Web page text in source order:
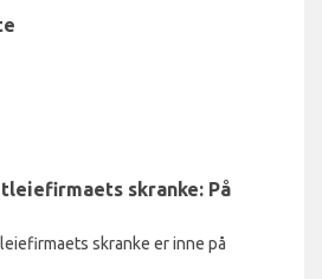
skranke: På
skranke er inne på